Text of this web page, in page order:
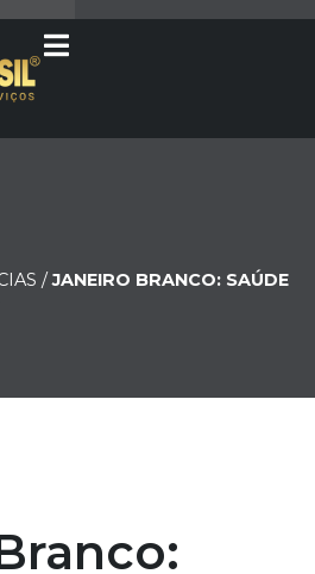
/JANEIRO BRANCO: SAÚDE